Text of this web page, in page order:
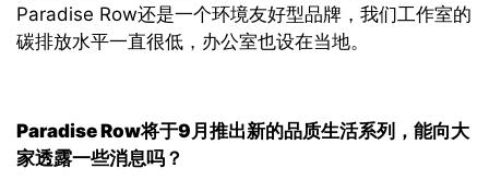
Paradise Row还是一个环境友好型品牌，我们工作室的
碳排放水平一直很低，办公室也设在当地。
Paradise Row将于9月推出新的品质生活系列，能向大
家透露一些消息吗？